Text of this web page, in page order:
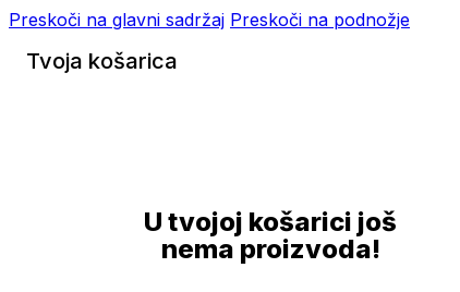
Preskoči na glavni sadržaj Preskoči na podnožje
Tvoja košarica
U tvojoj košarici još
nema proizvoda!